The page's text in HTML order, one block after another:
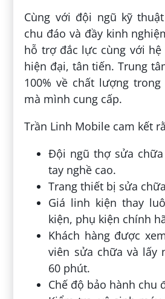
Cùng với đội ngũ kỹ
chu đáo và đầy kinh
hỗ trợ đắc lực cùng với
hiện đại, tân tiến. Trung
100% về chất lượng
mà mình cung cấp.
Trần Linh Mobile cam kết
Đội ngũ thợ sửa
tay nghề cao.
Trang thiết bị sửa
Giá linh kiện thay
kiện, phụ kiện chính
Khách hàng được
viên sửa chữa và lấy
60 phút.
Chế độ bảo hành chu